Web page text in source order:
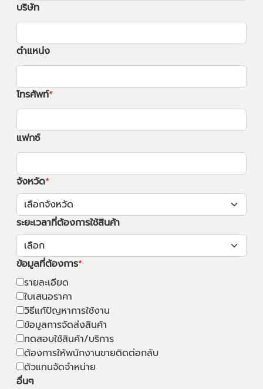
บริษัท
ตำแหน่ง
โทรศัพท์
แฟกซ์
จังหวัด
ระยะเวลาที่ต้องการใช้สินค้า
ข้อมูลที่ต้องการ
รายละเอียด
ใบเสนอราคา
วิธีแก้ปัญหาการใช้งาน
ข้อมูลการจัดส่งสินค้า
ทดสอบใช้สินค้า/บริการ
ต้องการให้พนักงานขายติดต่อกลับ
ตัวแทนจัดจำหน่าย
อื่นๆ